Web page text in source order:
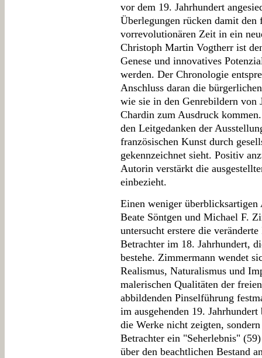
vor dem 19. Jahrhundert
Überlegungen rücken damit den
vorrevolutionären Zeit in ein
Christoph Martin Vogtherr ist
Genese und innovatives
werden. Der Chronologie
Anschluss daran die
wie sie in den Genrebildern von
Chardin zum Ausdruck
den Leitgedanken der
französischen Kunst durch
gekennzeichnet sieht. Positiv
Autorin verstärkt die
einbezieht.
Einen weniger
Beate Söntgen und Michael F.
untersucht erstere die
Betrachter im 18. Jahrhundert,
bestehe. Zimmermann wendet
Realismus, Naturalismus und
malerischen Qualitäten der
abbildenden Pinselführung
im ausgehenden 19.
die Werke nicht zeigten,
Betrachter ein "Seherlebnis"
über den beachtlichen Bestand